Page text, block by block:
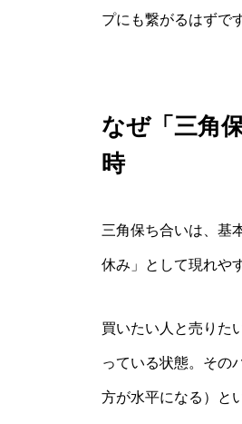
プにも繋がるはずで
なぜ「三角
時
三角保ち合いは、基
休み」として現れや
買いたい人と売りた
っている状態。その
方が水平になる）と